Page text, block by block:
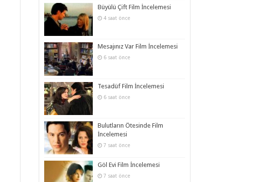
Büyülü Çift Film İncelemesi
4 saat önce
Mesajınız Var Film İncelemesi
6 saat önce
Tesadüf Film İncelemesi
6 saat önce
Bulutların Ötesinde Film
İncelemesi
7 saat önce
Göl Evi Film İncelemesi
7 saat önce